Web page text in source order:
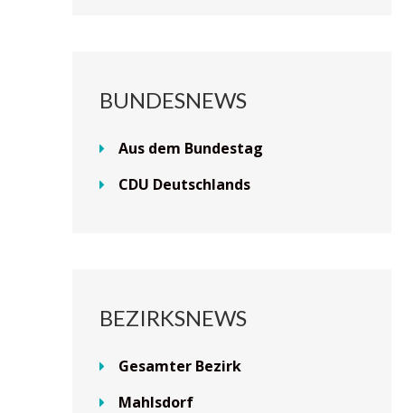
BUNDESNEWS
Aus dem Bundestag
CDU Deutschlands
BEZIRKSNEWS
Gesamter Bezirk
Mahlsdorf